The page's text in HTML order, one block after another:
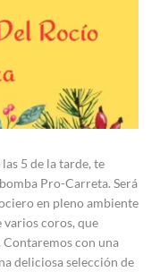
5 de la tarde, te
Pro-Carreta. Será
en pleno ambiente
varios coros, que
con una
deliciosa selección de